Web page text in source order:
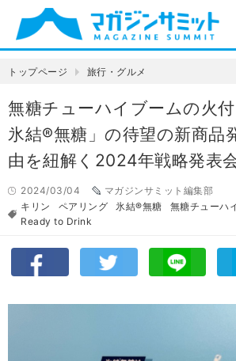
トップページ 旅行・グルメ
無糖チューハイブームの火
氷結®無糖」の待望の新商品
由を紐解く2024年戦略発表
2024/03/04
マガジンサミット編集部
キリン
ペアリング 氷結®無糖 無糖チューハ
Ready to Drink